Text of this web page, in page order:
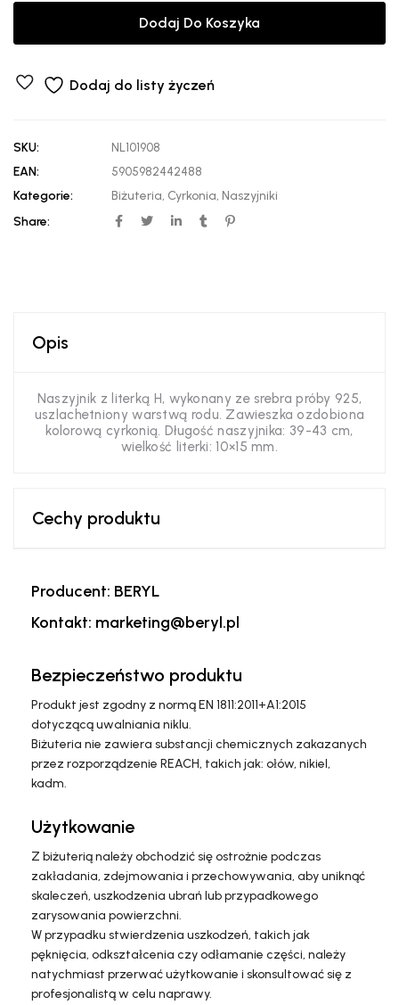
Dodaj Do Koszyka
Dodaj do listy życzeń
SKU:
NL101908
EAN:
5905982442488
Kategorie:
Biżuteria, Cyrkonia, Naszyjniki
Share:
Opis
Naszyjnik z literką H, wykonany ze srebra próby 925,
uszlachetniony warstwą rodu. Zawieszka ozdobiona
kolorową cyrkonią. Długość naszyjnika: 39-43 cm,
wielkość literki: 10×15 mm.
Cechy produktu
Producent: BERYL
Kontakt: marketing@beryl.pl
Bezpieczeństwo produktu
Produkt jest zgodny z normą EN 1811:2011+A1:2015
dotyczącą uwalniania niklu.
Biżuteria nie zawiera substancji chemicznych zakazanych
przez rozporządzenie REACH, takich jak: ołów, nikiel,
kadm.
Użytkowanie
Z biżuterią należy obchodzić się ostrożnie podczas
zakładania, zdejmowania i przechowywania, aby uniknąć
skaleczeń, uszkodzenia ubrań lub przypadkowego
zarysowania powierzchni.
W przypadku stwierdzenia uszkodzeń, takich jak
pęknięcia, odkształcenia czy odłamanie części, należy
natychmiast przerwać użytkowanie i skonsultować się z
profesjonalistą w celu naprawy.